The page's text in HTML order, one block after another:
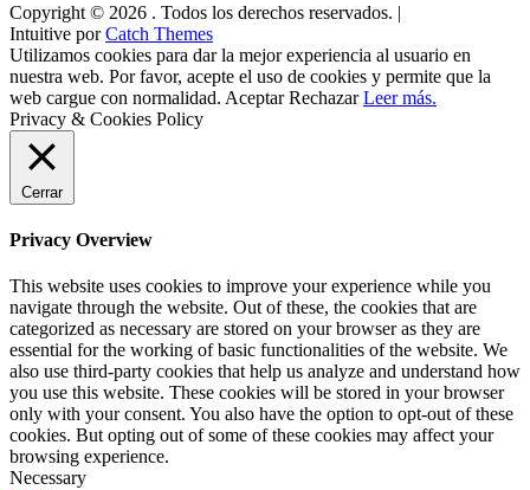
Copyright © 2026 . Todos los derechos reservados. |
Intuitive porCatch Themes
Utilizamos cookies para dar la mejor experiencia al usuario en
nuestra web. Por favor, acepte el uso de cookies y permite que la
web cargue con normalidad. Aceptar Rechazar Leer más.
Privacy & Cookies Policy
Cerrar
Privacy Overview
This website uses cookies to improve your experience while you
navigate through the website. Out of these, the cookies that are
categorized as necessary are stored on your browser as they are
essential for the working of basic functionalities of the website. We
also use third-party cookies that help us analyze and understand how
you use this website. These cookies will be stored in your browser
only with your consent. You also have the option to opt-out of these
cookies. But opting out of some of these cookies may affect your
browsing experience.
Necessary